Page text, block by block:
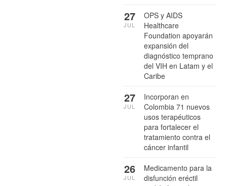
OPS y AIDS
Healthcare
Foundation apoyarán
expansión del
diagnóstico temprano
del VIH en Latam y el
Caribe
27
JUL
Incorporan en
Colombia 71 nuevos
usos terapéuticos
para fortalecer el
tratamiento contra el
cáncer infantil
27
JUL
Medicamento para la
disfunción eréctil
26
JUL